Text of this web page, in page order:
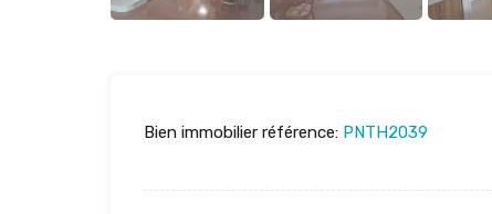
Bien immobilier référence: PNTH2039